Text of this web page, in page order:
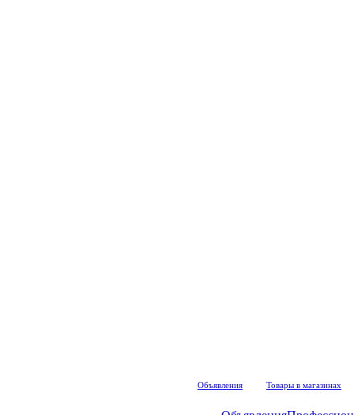
Объявления Товары в магазинах